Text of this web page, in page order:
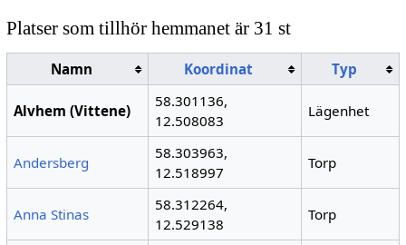
Platser som tillhör hemmanet är 31 st
Namn Koordinat Typ
Alvhem (Vittene)
58.301136,
12.508083
Lägenhet
Andersberg
58.303963,
12.518997
Torp
Anna Stinas
58.312264,
12.529138
Torp